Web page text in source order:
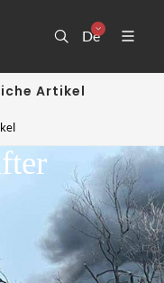
De
Artikel